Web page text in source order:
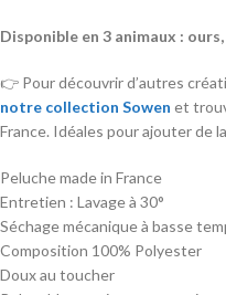
Disponible en 3 animaux :
👉 Pour découvrir d’autres
notre collection Sowen et
France. Idéales pour ajouter de
Peluche made in France
Entretien : Lavage à 30°
Séchage mécanique à basse
Composition 100% Polyester
Doux au toucher